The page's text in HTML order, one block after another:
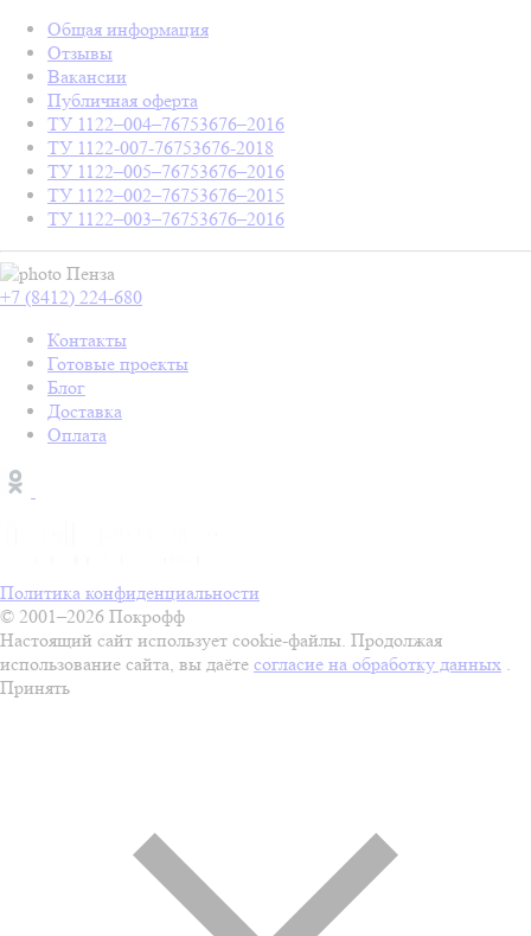
Общая информация
Отзывы
Вакансии
Публичная оферта
ТУ 1122–004–76753676–2016
ТУ 1122-007-76753676-2018
ТУ 1122–005–76753676–2016
ТУ 1122–002–76753676–2015
ТУ 1122–003–76753676–2016
Пенза
+7 (8412) 224-680
Контакты
Готовые проекты
Блог
Доставка
Оплата
Политика конфиденциальности
© 2001–2026 Покрофф
Настоящий сайт использует cookie-файлы. Продолжая
использование сайта, вы даёте согласие на обработку данных .
Принять